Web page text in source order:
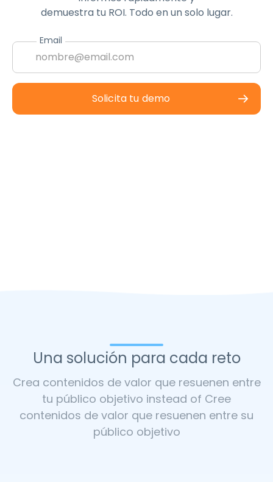
Email
Crea contenidos de valor que resuenen entre
tu público objetivo instead of Cree
contenidos de valor que resuenen entre su
público objetivo